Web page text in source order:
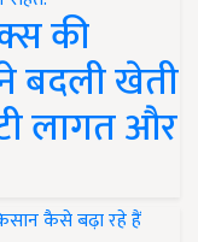
की
बदली खेती
लागत और